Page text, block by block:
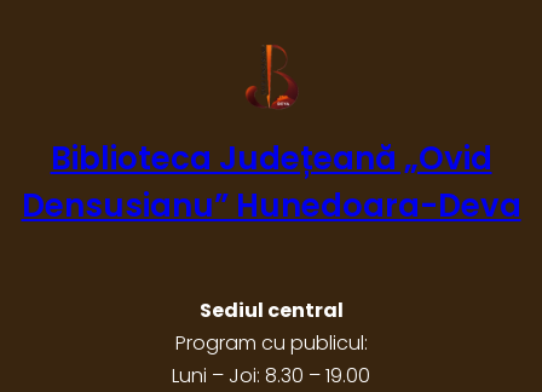
Biblioteca Județeană „Ovid
Densusianu” Hunedoara-Deva
Sediul central
Program cu publicul:
Luni – Joi: 8.30 – 19.00